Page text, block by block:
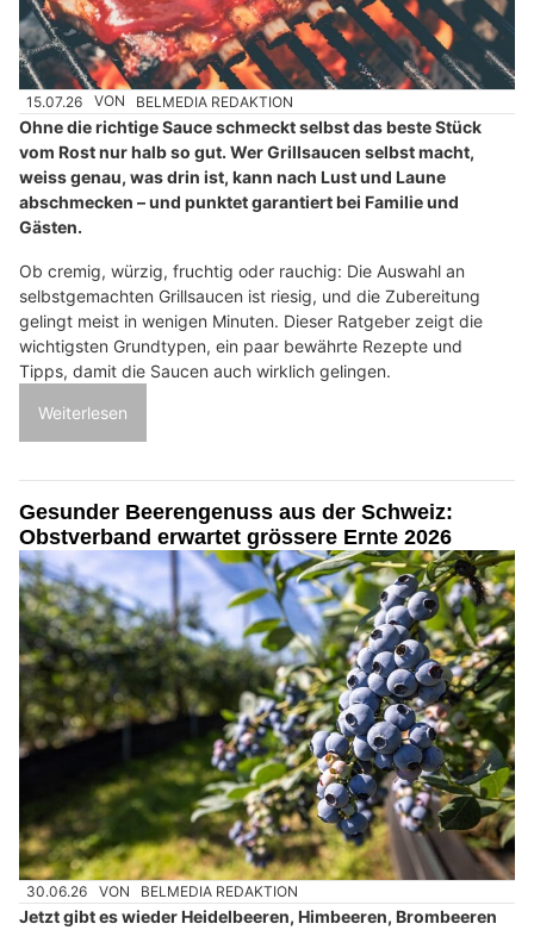
15.07.26 VON BELMEDIA REDAKTION
Ohne die richtige Sauce schmeckt selbst das beste Stück
vom Rost nur halb so gut. Wer Grillsaucen selbst macht,
weiss genau, was drin ist, kann nach Lust und Laune
abschmecken – und punktet garantiert bei Familie und
Gästen.
Ob cremig, würzig, fruchtig oder rauchig: Die Auswahl an
selbstgemachten Grillsaucen ist riesig, und die Zubereitung
gelingt meist in wenigen Minuten. Dieser Ratgeber zeigt die
wichtigsten Grundtypen, ein paar bewährte Rezepte und
Tipps, damit die Saucen auch wirklich gelingen.
Weiterlesen
Gesunder Beerengenuss aus der Schweiz:
Obstverband erwartet grössere Ernte 2026
30.06.26 VON BELMEDIA REDAKTION
Jetzt gibt es wieder Heidelbeeren, Himbeeren, Brombeeren